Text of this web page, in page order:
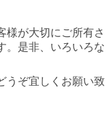
様が大切にご所有さ
。是非、いろいろな
うぞ宜しくお願い致